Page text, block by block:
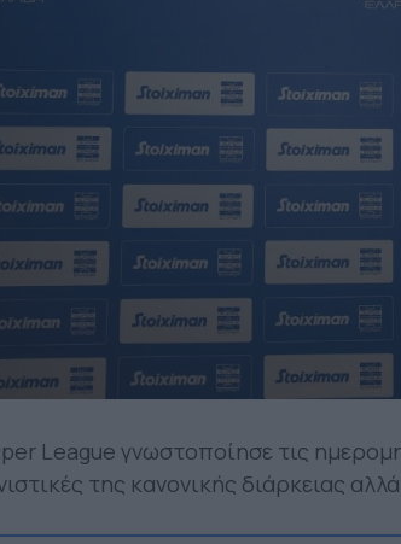
League γνωστοποίησε τις
της κανονικής διάρκειας